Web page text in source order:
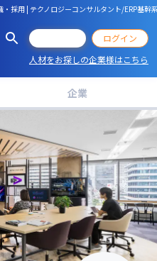
採用 | テクノロジーコンサルタント/ERP基
ログイン
人材をお探しの企業様はこちら
企業